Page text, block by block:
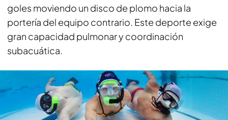
goles moviendo un disco de plomo hacia la
portería del equipo contrario. Este deporte exige
gran capacidad pulmonar y coordinación
subacuática.